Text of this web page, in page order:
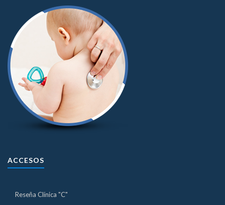
ACCESOS
Reseña Clínica "C"